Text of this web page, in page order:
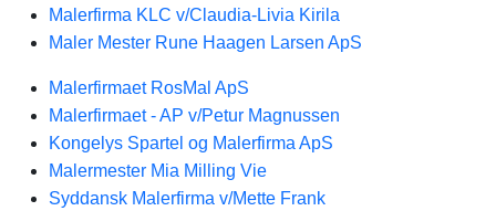
Malerfirma KLC v/Claudia-Livia Kirila
Maler Mester Rune Haagen Larsen ApS
Malerfirmaet RosMal ApS
Malerfirmaet - AP v/Petur Magnussen
Kongelys Spartel og Malerfirma ApS
Malermester Mia Milling Vie
Syddansk Malerfirma v/Mette Frank